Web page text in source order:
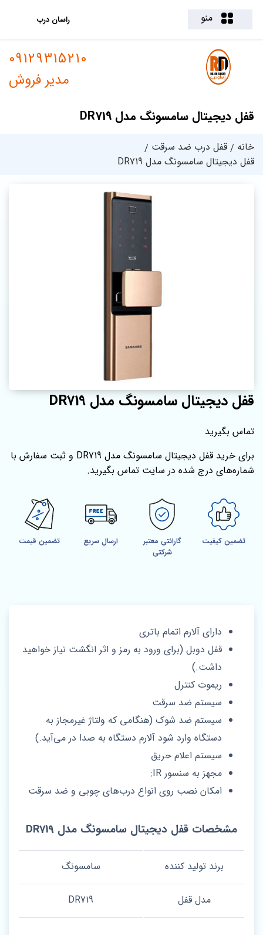
منو راسان درب
قفل دیجیتال سامسونگ مدل DR719
09129315210
مدیر فروش
خانه
قفل درب ضد سرقت
قفل دیجیتال سامسونگ مدل DR719
قفل دیجیتال سامسونگ مدل DR719
تماس بگیرید
برای خرید قفل دیجیتال سامسونگ مدل DR719 و ثبت سفارش با
شماره‌های درج شده در سایت تماس بگیرید.
تضمین کیفیت
گارانتی معتبر
شرکتی
ارسال سریع تضمین قیمت
دارای آلارم اتمام باتری
قفل دوبل (برای ورود به رمز و اثر انگشت نیاز خواهید
داشت.)
ریموت کنترل
سیستم ضد سرقت
سیستم ضد شوک (هنگامی که ولتاژ غیرمجاز به
دستگاه وارد شود آلارم دستگاه به صدا در می‌آید.)
سیستم اعلام حریق
مجهز به سنسور IR:
امکان نصب روی انواع درب‌های چوبی و ضد سرقت
مشخصات قفل دیجیتال سامسونگ مدل DR719
برند تولید کننده سامسونگ
مدل قفل DR719